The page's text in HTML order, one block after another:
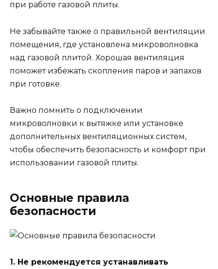
при работе газовой плиты.
Не забывайте также о правильной вентиляции
помещения, где установлена микроволновка
над газовой плитой. Хорошая вентиляция
поможет избежать скопления паров и запахов
при готовке.
Важно помнить о подключении
микроволновки к вытяжке или установке
дополнительных вентиляционных систем,
чтобы обеспечить безопасность и комфорт при
использовании газовой плиты.
Основные правила
безопасности
1. Не рекомендуется устанавливать